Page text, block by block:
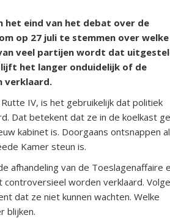
het eind van het debat over de
op 27 juli te stemmen over welke
veel partijen wordt dat
het langer onduidelijk of de
verklaard.
IV, is het gebruikelijk dat politiek
Dat betekent dat ze in de koelkast
kabinet is. Doorgaans ontsnappen
Kamer steun is.
afhandeling van de Toeslagenaffaire
worden verklaard.
dat ze niet kunnen wachten. Welke
blijken.